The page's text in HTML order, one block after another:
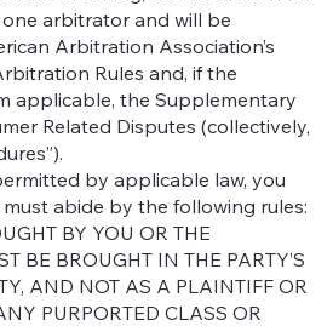
arbitrator and will be
Arbitration Association’s
Rules and, if the
applicable, the Supplementary
Related Disputes (collectively,
by applicable law, you
abide by the following rules:
BY YOU OR THE
BE BROUGHT IN THE PARTY’S
AND NOT AS A PLAINTIFF OR
PURPORTED CLASS OR